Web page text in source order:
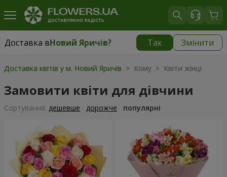
Доставка вНовий Яричів? Так Змінити
Доставка вНовий Яричів| безкоштовно
Доставка квітів у м. Новий Яричів > Кому > Квіти жінці
Замовити квіти для дівчини
Сортування: дешевше дорожче популярні